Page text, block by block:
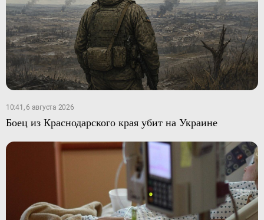
10:41, 6 августа 2026
Боец из Краснодарского края убит на Украине